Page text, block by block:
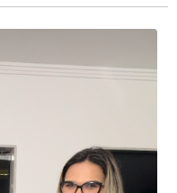
neste fim de semana,
com indícios de
a central de
Civil Municipal,
foi comprovada,
instalado
de Presidente